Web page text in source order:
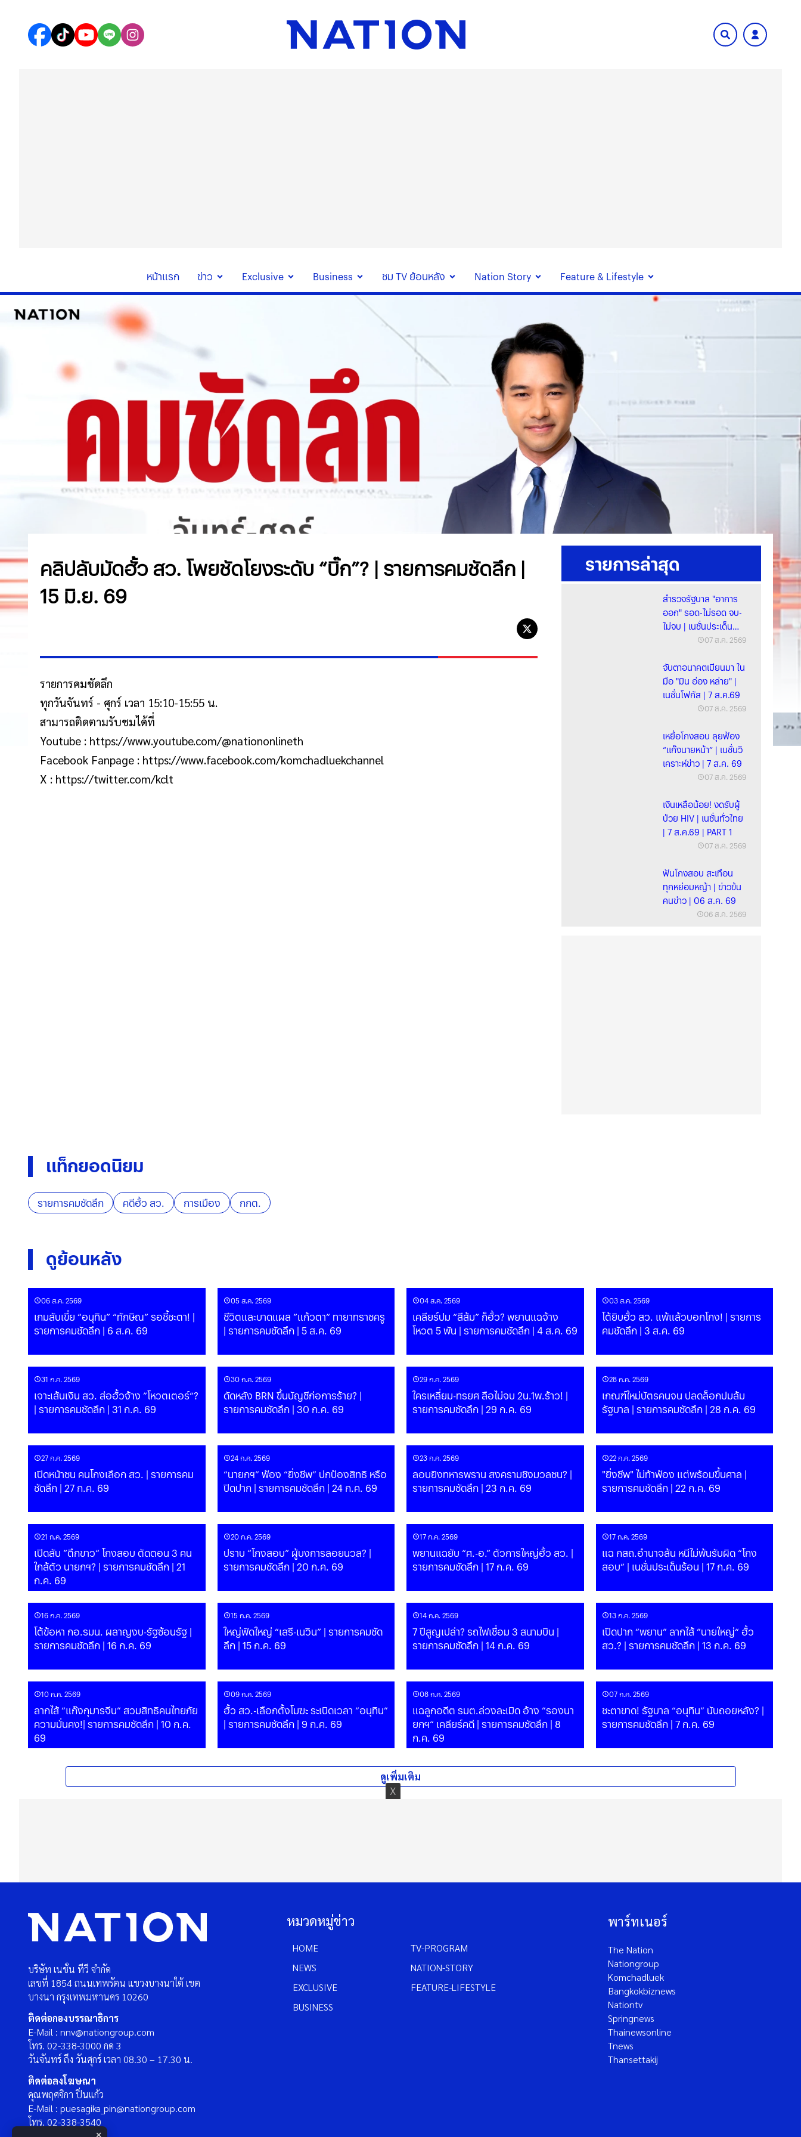
หน้าแรก ข่าว Exclusive Business ชม TV ย้อนหลัง Nation Story Feature & Lifestyle
คลิปลับมัดฮั้ว สว. โพยชัดโยงระดับ “บิ๊ก”? | รายการคมชัดลึก |
15 มิ.ย. 69
รายการคมชัดลึก
ทุกวันจันทร์ - ศุกร์ เวลา 15:10-15:55 น.
สามารถติดตามรับชมได้ที่
Youtube : https://www.youtube.com/@nationonlineth
Facebook Fanpage : https://www.facebook.com/komchadluekchannel
X : https://twitter.com/kclt
รายการล่าสุด
สำรวจรัฐบาล "อาการ
ออก" รอด-ไม่รอด จบ-
ไม่จบ | เนชั่นประเด็น
ร้อน | 7 ส.ค. 6907 ส.ค. 2569
จับตาอนาคตเมียนมา ใน
มือ "มิน อ่อง หล่าย" |
เนชั่นโฟกัส | 7 ส.ค.69
07 ส.ค. 2569
เหยื่อโกงสอบ ลุยฟ้อง
“แก๊งนายหน้า” | เนชั่นวิ
เคราะห์ข่าว | 7 ส.ค. 69
07 ส.ค. 2569
เงินเหลือน้อย! งดรับผู้
ป่วย HIV | เนชั่นทั่วไทย
| 7 ส.ค.69 | PART 1
07 ส.ค. 2569
ฟันโกงสอบ สะเทือน
ทุกหย่อมหญ้า | ข่าวข้น
คนข่าว | 06 ส.ค. 69
06 ส.ค. 2569
แท็กยอดนิยม
รายการคมชัดลึก คดีฮั้ว สว. การเมือง กกต.
ดูย้อนหลัง
06 ส.ค. 2569
เกมลับเขี่ย “อนุทิน” “ทักษิณ” รอชี้ชะตา! |
รายการคมชัดลึก | 6 ส.ค. 69
05 ส.ค. 2569
ชีวิตและบาดแผล ”แก้วตา“ ทายาทราชครู
| รายการคมชัดลึก | 5 ส.ค. 69
04 ส.ค. 2569
เคลียร์ปม “สีส้ม” ก็ฮั้ว? พยานแฉจ้าง
โหวต 5 พัน | รายการคมชัดลึก | 4 ส.ค. 69
03 ส.ค. 2569
โต้ยิบฮั้ว สว. แพ้แล้วบอกโกง! | รายการ
คมชัดลึก | 3 ส.ค. 69
31 ก.ค. 2569
เจาะเส้นเงิน สว. ส่อฮั้วจ้าง ”โหวตเตอร์“?
| รายการคมชัดลึก | 31 ก.ค. 69
30 ก.ค. 2569
ดัดหลัง BRN ขึ้นบัญชีก่อการร้าย? |
รายการคมชัดลึก | 30 ก.ค. 69
29 ก.ค. 2569
ใครเหลี่ยม-ทรยศ ลือไม่จบ 2น.1พ.ร้าว! |
รายการคมชัดลึก | 29 ก.ค. 69
28 ก.ค. 2569
เกณฑ์ใหม่บัตรคนจน ปลดล็อกปมล้ม
รัฐบาล | รายการคมชัดลึก | 28 ก.ค. 69
27 ก.ค. 2569
เปิดหน้าชน คนโกงเลือก สว. | รายการคม
ชัดลึก | 27 ก.ค. 69
24 ก.ค. 2569
“นายกฯ” ฟ้อง “ยิ่งชีพ” ปกป้องสิทธิ หรือ
ปิดปาก | รายการคมชัดลึก | 24 ก.ค. 69
23 ก.ค. 2569
ลอบยิงทหารพราน สงครามชิงมวลชน? |
รายการคมชัดลึก | 23 ก.ค. 69
22 ก.ค. 2569
"ยิ่งชีพ" ไม่ท้าฟ้อง แต่พร้อมขึ้นศาล |
รายการคมชัดลึก | 22 ก.ค. 69
21 ก.ค. 2569
เปิดลับ ”ตึกขาว“ โกงสอบ ตัดตอน 3 คน
ใกล้ตัว นายกฯ? | รายการคมชัดลึก | 21
ก.ค. 69
20 ก.ค. 2569
ปราบ “โกงสอบ” ผู้บงการลอยนวล? |
รายการคมชัดลึก | 20 ก.ค. 69
17 ก.ค. 2569
พยานแฉยับ “ศ.-อ.” ตัวการใหญ่ฮั้ว สว. |
รายการคมชัดลึก | 17 ก.ค. 69
17 ก.ค. 2569
แฉ กสถ.อำนาจล้น หนีไม่พ้นรับผิด “โกง
สอบ” | เนชั่นประเด็นร้อน | 17 ก.ค. 69
16 ก.ค. 2569
โต้ข้อหา กอ.รมน. ผลาญงบ-รัฐซ้อนรัฐ |
รายการคมชัดลึก | 16 ก.ค. 69
15 ก.ค. 2569
ใหญ่ฟัดใหญ่ “เสรี-เนวิน” | รายการคมชัด
ลึก | 15 ก.ค. 69
14 ก.ค. 2569
7 ปีสูญเปล่า? รถไฟเชื่อม 3 สนามบิน |
รายการคมชัดลึก | 14 ก.ค. 69
13 ก.ค. 2569
เปิดปาก “พยาน” ลากไส้ ”นายใหญ่“ ฮั้ว
สว.? | รายการคมชัดลึก | 13 ก.ค. 69
10 ก.ค. 2569
ลากไส้ “แก๊งกุมารจีน” สวมสิทธิคนไทยภัย
ความมั่นคง!| รายการคมชัดลึก | 10 ก.ค.
69
09 ก.ค. 2569
ฮั้ว สว.-เลือกตั้งโมฆะ ระเบิดเวลา “อนุทิน”
| รายการคมชัดลึก | 9 ก.ค. 69
08 ก.ค. 2569
แฉลูกอดีต รมต.ล่วงละเมิด อ้าง ”รองนา
ยกฯ“ เคลียร์คดี | รายการคมชัดลึก | 8
ก.ค. 69
07 ก.ค. 2569
ชะตาขาด! รัฐบาล “อนุทิน” นับถอยหลัง? |
รายการคมชัดลึก | 7 ก.ค. 69
ดูเพิ่มเติม
บริษัท เนชั่น ทีวี จำกัด
เลขที่ 1854 ถนนเทพรัตน แขวงบางนาใต้ เขต
บางนา กรุงเทพมหานคร 10260
ติดต่อกองบรรณาธิการ
E-Mail : nnv@nationgroup.com
โทร. 02-338-3000 กด 3
วันจันทร์ ถึง วันศุกร์ เวลา 08.30 – 17.30 น.
ติดต่อลงโฆษณา
คุณพฤศจิกา ปิ่นแก้ว
E-Mail : puesagika_pin@nationgroup.com
โทร. 02-338-3540
หมวดหมู่ข่าว
HOME
NEWS
EXCLUSIVE
BUSINESS
TV-PROGRAM
NATION-STORY
FEATURE-LIFESTYLE
พาร์ทเนอร์
The Nation
Nationgroup
Komchadluek
Bangkokbiznews
Nationtv
Springnews
Thainewsonline
Tnews
Thansettakij
×